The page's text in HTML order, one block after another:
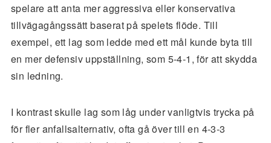
spelare att anta mer aggressiva eller konservativa
tillvägagångssätt baserat på spelets flöde. Till
exempel, ett lag som ledde med ett mål kunde byta till
en mer defensiv uppställning, som 5-4-1, för att skydda
sin ledning.
I kontrast skulle lag som låg under vanligtvis trycka på
för fler anfallsalternativ, ofta gå över till en 4-3-3